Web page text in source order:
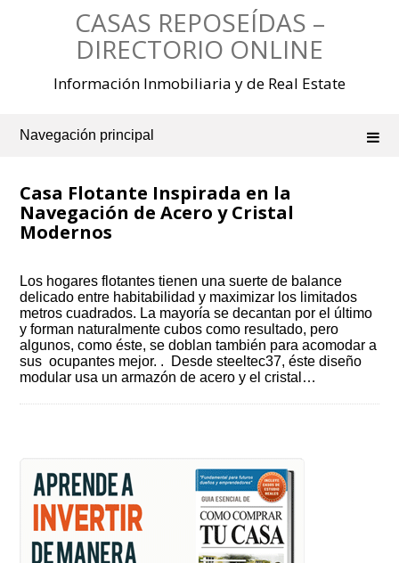
CASAS REPOSEÍDAS –
DIRECTORIO ONLINE
Información Inmobiliaria y de Real Estate
Navegación principal
Casa Flotante Inspirada en la
Navegación de Acero y Cristal
Modernos
Los hogares flotantes tienen una suerte de balance
delicado entre habitabilidad y maximizar los limitados
metros cuadrados. La mayoría se decantan por el último
y forman naturalmente cubos como resultado, pero
algunos, como éste, se doblan también para acomodar a
sus ocupantes mejor. . Desde steeltec37, éste diseño
modular usa un armazón de acero y el cristal…